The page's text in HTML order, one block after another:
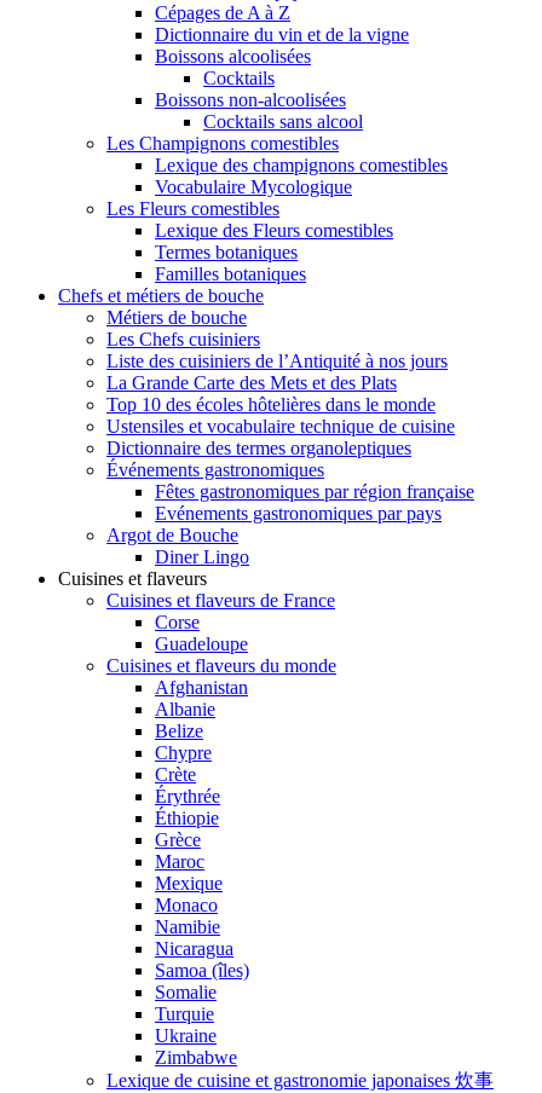
Cépages de A à Z
Dictionnaire du vin et de la vigne
Boissons alcoolisées
Cocktails
Boissons non-alcoolisées
Cocktails sans alcool
Les Champignons comestibles
Lexique des champignons comestibles
Vocabulaire Mycologique
Les Fleurs comestibles
Lexique des Fleurs comestibles
Termes botaniques
Familles botaniques
Chefs et métiers de bouche
Métiers de bouche
Les Chefs cuisiniers
Liste des cuisiniers de l’Antiquité à nos jours
La Grande Carte des Mets et des Plats
Top 10 des écoles hôtelières dans le monde
Ustensiles et vocabulaire technique de cuisine
Dictionnaire des termes organoleptiques
Événements gastronomiques
Fêtes gastronomiques par région française
Evénements gastronomiques par pays
Argot de Bouche
Diner Lingo
Cuisines et flaveurs
Cuisines et flaveurs de France
Corse
Guadeloupe
Cuisines et flaveurs du monde
Afghanistan
Albanie
Belize
Chypre
Crète
Érythrée
Éthiopie
Grèce
Maroc
Mexique
Monaco
Namibie
Nicaragua
Samoa (îles)
Somalie
Turquie
Ukraine
Zimbabwe
Lexique de cuisine et gastronomie japonaises 炊事